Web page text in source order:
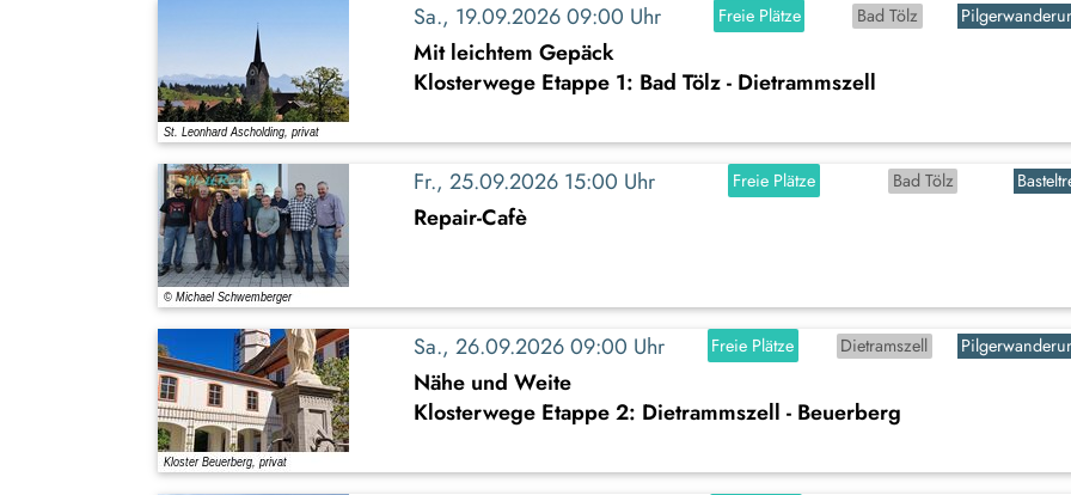
Sa., 19.09.2026 09:00 Uhr Freie Plätze Bad Tölz
Mit leichtem Gepäck
Klosterwege Etappe 1: Bad Tölz - Dietrammszell
Fr., 25.09.2026 15:00 Uhr Freie Plätze Bad Tölz
Repair-Cafè
Sa., 26.09.2026 09:00 Uhr Freie Plätze Dietramszell
Nähe und Weite
Klosterwege Etappe 2: Dietrammszell - Beuerberg